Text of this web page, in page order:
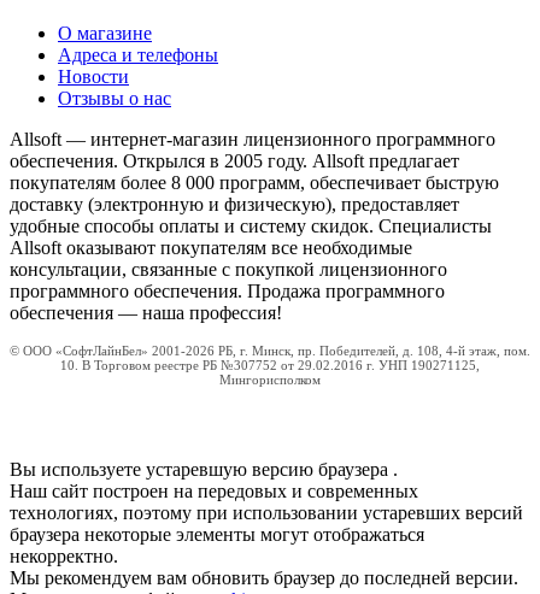
О магазине
Адреса и телефоны
Новости
Отзывы о нас
Allsoft — интернет-магазин лицензионного программного
обеспечения. Открылся в 2005 году. Allsoft предлагает
покупателям более 8 000 программ, обеспечивает быструю
доставку (электронную и физическую), предоставляет
удобные способы оплаты и систему скидок. Специалисты
Allsoft оказывают покупателям все необходимые
консультации, связанные с покупкой лицензионного
программного обеспечения. Продажа программного
обеспечения — наша профессия!
© ООО «СофтЛайнБел» 2001-2026 РБ, г. Минск, пр. Победителей, д. 108, 4-й этаж, пом.
10. В Торговом реестре РБ №307752 от 29.02.2016 г. УНП 190271125,
Мингорисполком
Вы используете устаревшую версию браузера .
Наш сайт построен на передовых и современных
технологиях, поэтому при использовании устаревших версий
браузера некоторые элементы могут отображаться
некорректно.
Мы рекомендуем вам обновить браузер до последней версии.